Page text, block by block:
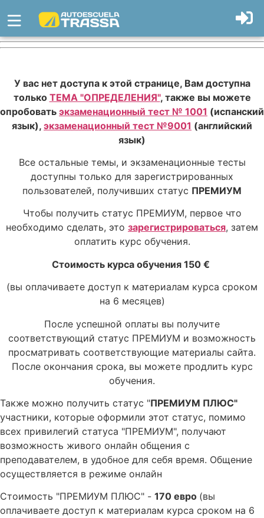
У вас нет доступа к этой странице, Вам доступна
только ТЕМА "ОПРЕДЕЛЕНИЯ", также вы можете
опробовать экзаменационный тест № 1001 (испанский
язык), экзаменационный тест №9001 (английский
язык)
Все остальные темы, и экзаменационные тесты
доступны только для зарегистрированных
пользователей, получивших статус ПРЕМИУМ
Чтобы получить статус ПРЕМИУМ, первое что
необходимо сделать, это зарегистрироваться, затем
оплатить курс обучения.
Стоимость курса обучения 150 €
(вы оплачиваете доступ к материалам курса сроком
на 6 месяцев)
После успешной оплаты вы получите
соответствующий статус ПРЕМИУМ и возможность
просматривать соответствующие материалы сайта.
После окончания срока, вы можете продлить курс
обучения.
Также можно получить статус "ПРЕМИУМ ПЛЮС"
участники, которые оформили этот статус, помимо
всех привилегий статуса "ПРЕМИУМ", получают
возможность живого онлайн общения с
преподавателем, в удобное для себя время. Общение
осуществляется в режиме онлайн
Стоимость "ПРЕМИУМ ПЛЮС" - 170 евро (вы
оплачиваете доступ к материалам курса сроком на 6